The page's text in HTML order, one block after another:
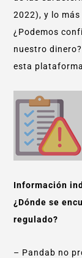
2022), y lo
¿Podemos
nuestro
esta
Información
¿Dónde se
regulado?
– Pandab no